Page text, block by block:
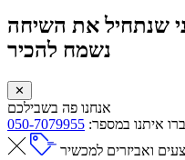
שנתחיל את השיחה
נשמח להכיר
✕
אנחנו פה בשבילכם
איתנו במספר: 050-7079955
ואביזרים למכשיר